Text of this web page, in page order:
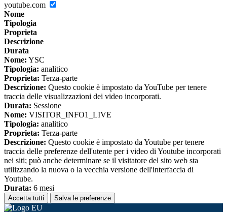
youtube.com
Nome
Tipologia
Proprieta
Descrizione
Durata
Nome: YSC
Tipologia: analitico
Proprieta: Terza-parte
Descrizione: Questo cookie è impostato da YouTube per tenere
traccia delle visualizzazioni dei video incorporati.
Durata: Sessione
Nome: VISITOR_INFO1_LIVE
Tipologia: analitico
Proprieta: Terza-parte
Descrizione: Questo cookie è impostato da Youtube per tenere
traccia delle preferenze dell'utente per i video di Youtube incorporati
nei siti; può anche determinare se il visitatore del sito web sta
utilizzando la nuova o la vecchia versione dell'interfaccia di
Youtube.
Durata: 6 mesi
Accetta tutti Salva le preferenze